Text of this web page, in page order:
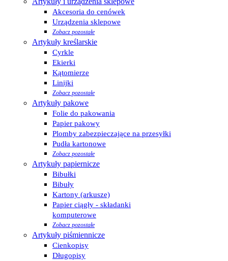
Akcesoria do cenówek
Urządzenia sklepowe
Zobacz pozostałe
Artykuły kreślarskie
Cyrkle
Ekierki
Kątomierze
Linijki
Zobacz pozostałe
Artykuły pakowe
Folie do pakowania
Papier pakowy
Plomby zabezpieczające na przesyłki
Pudła kartonowe
Zobacz pozostałe
Artykuły papiernicze
Bibułki
Bibuły
Kartony (arkusze)
Papier ciągły - składanki
komputerowe
Zobacz pozostałe
Artykuły piśmiennicze
Cienkopisy
Długopisy